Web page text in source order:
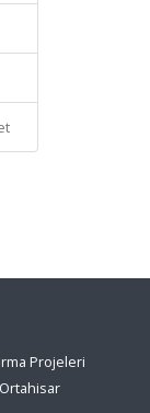
Projeleri